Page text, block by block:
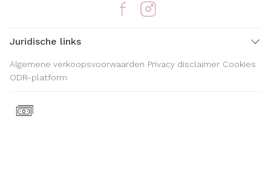
Juridische links
Algemene verkoopsvoorwaarden Privacy disclaimer Cookies
ODR-platform